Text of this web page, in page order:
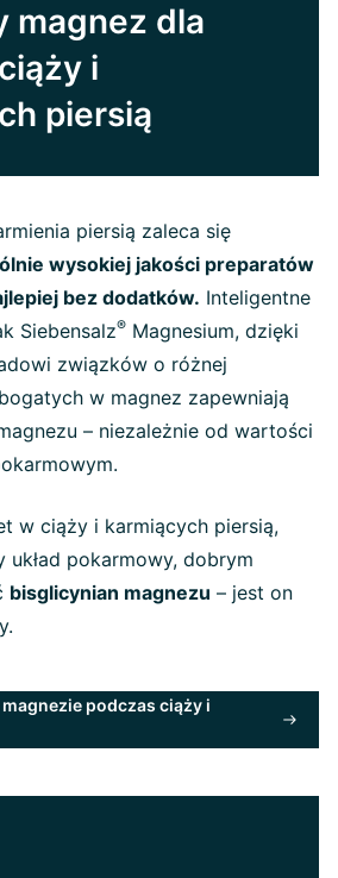
magnez dla
i
piersią
piersią zaleca się
wysokiej jakości preparatów
bez dodatków. Inteligentne
Siebensalz® Magnesium, dzięki
związków o różnej
w magnez zapewniają
– niezależnie od wartości
w ciąży i karmiących piersią,
pokarmowy, dobrym
bisglicynian magnezu – jest on
podczas ciąży i